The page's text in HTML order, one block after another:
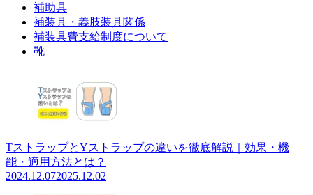
補助具
補装具・義肢装具関係
補装具費支給制度について
靴
TストラップとYストラップの違いを徹底解説｜効果・機
能・適用方法とは？
2024.12.072025.12.02